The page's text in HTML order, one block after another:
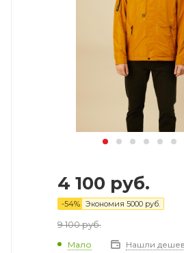
4 100 руб.
-54% Экономия 5000 руб.
9 100руб.
Мало Нашли